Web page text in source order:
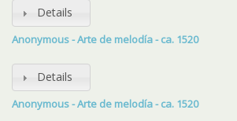
Details
Anonymous - Arte de melodía - ca. 1520
Details
Anonymous - Arte de melodía - ca. 1520